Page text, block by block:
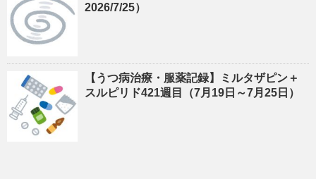
2026/7/25）
【うつ病治療・服薬記録】ミルタザピン＋
スルピリド421週目（7月19日～7月25日）